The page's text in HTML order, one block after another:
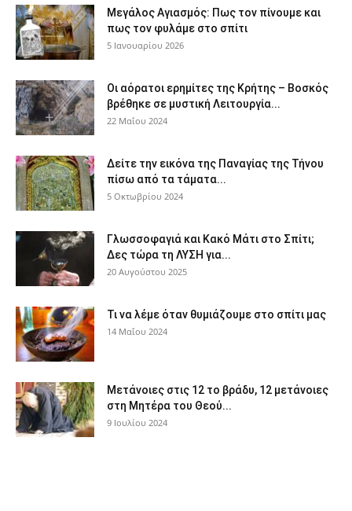
Μεγάλος Αγιασμός: Πως τον πίνουμε και
πως τον φυλάμε στο σπίτι
5 Ιανουαρίου 2026
Οι αόρατοι ερημίτες της Κρήτης – Βοσκός
βρέθηκε σε μυστική Λειτουργία...
22 Μαΐου 2024
Δείτε την εικόνα της Παναγίας της Τήνου
πίσω από τα τάματα...
5 Οκτωβρίου 2024
Γλωσσοφαγιά και Κακό Μάτι στο Σπίτι;
Δες τώρα τη ΛΥΣΗ για...
20 Αυγούστου 2025
Τι να λέμε όταν θυμιάζουμε στο σπίτι μας
14 Μαΐου 2024
Μετάνοιες στις 12 το βράδυ, 12 μετάνοιες
στη Μητέρα του Θεού...
9 Ιουλίου 2024